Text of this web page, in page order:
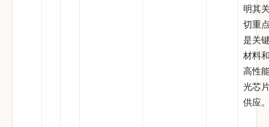
明其
切重
是关
材料
高性
光芯
供应